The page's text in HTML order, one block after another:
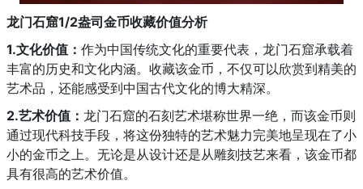
龙门石窟1/2盎司金币收藏价值分析
1.文化价值： 作为中国传统文化的重要代表，龙门石窟承载着
丰富的历史和文化内涵。收藏该金币，不仅可以欣赏到精美的
艺术品，还能感受到中国古代文化的博大精深。
2.艺术价值： 龙门石窟的石刻艺术堪称世界一绝，而该金币则
通过现代科技手段，将这份独特的艺术魅力完美地呈现在了小
小的金币之上。无论是从设计还是从雕刻技艺来看，该金币都
具有很高的艺术价值。